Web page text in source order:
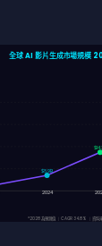
全球 AI 影片生成市場規模
2024
$8.9B
*2028 為預測值 ｜ CAGR 34.8% ｜ 資料